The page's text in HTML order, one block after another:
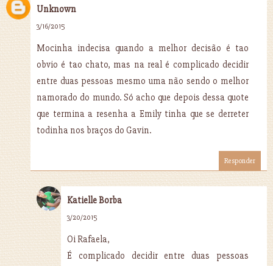
Unknown
3/16/2015
Mocinha indecisa quando a melhor decisão é tao
obvio é tao chato, mas na real é complicado decidir
entre duas pessoas mesmo uma não sendo o melhor
namorado do mundo. Só acho que depois dessa quote
que termina a resenha a Emily tinha que se derreter
todinha nos braços do Gavin.
Responder
Katielle Borba
3/20/2015
Oi Rafaela,
É complicado decidir entre duas pessoas